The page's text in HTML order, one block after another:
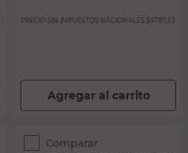
PRECIO SIN IMPUESTOS NACIONALES: $4797,53
Agregar al carrito
Comparar